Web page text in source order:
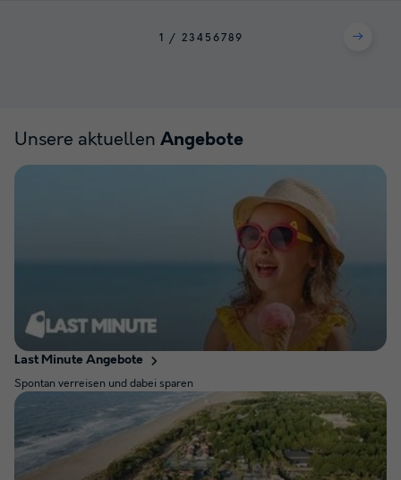
1 2 3 4 5 6789
Unsere aktuellen Angebote
Last Minute Angebote
Spontan verreisen und dabei sparen